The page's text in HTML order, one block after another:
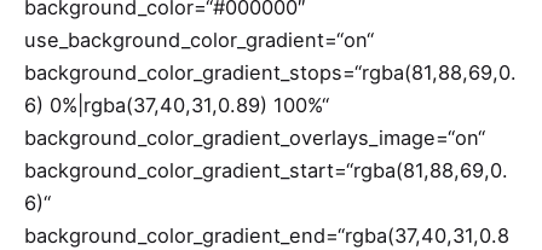
background_color=“#000000″
use_background_color_gradient=“on“
background_color_gradient_stops=“rgba(81,88,69,0.
6) 0%|rgba(37,40,31,0.89) 100%“
background_color_gradient_overlays_image=“on“
background_color_gradient_start=“rgba(81,88,69,0.
6)“
background_color_gradient_end=“rgba(37,40,31,0.8